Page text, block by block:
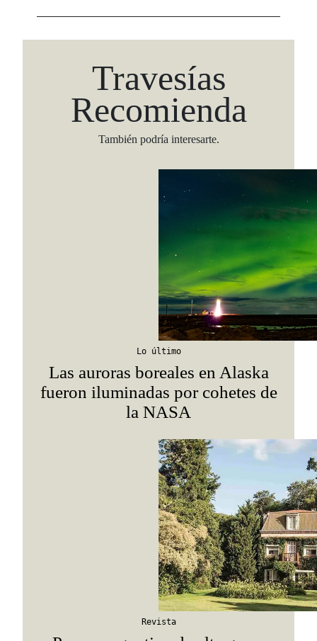
Travesías
Recomienda
También podría interesarte.
Lo último
Las auroras boreales en Alaska
fueron iluminadas por cohetes de
la NASA
Revista
Viaja con Travesías, recibe cada semana
itinerarios, tips de insider y las guías más